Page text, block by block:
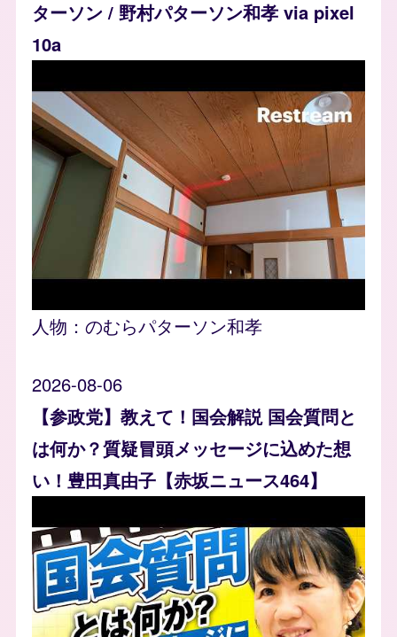
ターソン / 野村パターソン和孝 via pixel
10a
人物： のむらパターソン和孝
2026-08-06
【参政党】教えて！国会解説 国会質問と
は何か？質疑冒頭メッセージに込めた想
い！豊田真由子【赤坂ニュース464】